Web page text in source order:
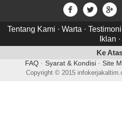
Tentang Kami · Warta · Testimoni
Iklan ·
Ke
FAQ · Syarat & Kondisi · Site
Copyright © 2015